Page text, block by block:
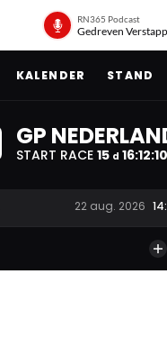
RN365 Podcast
Gedreven
KALENDER STAND
GP
START RACE 15 d 16:12:09
22 aug. 2026